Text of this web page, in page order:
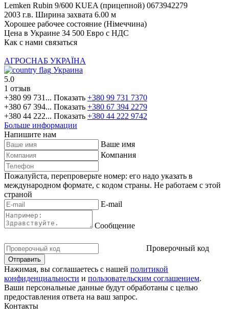
Lemken Rubin 9/600 KUEA (прицепной) 0673942279
2003 г.в. Ширина захвата 6.00 м
Хорошее рабочее состояние (Німеччина)
Цена в Украине 34 500 Евро с НДС
Как с нами связаться
АГРОСНАБ УКРАЇНА
Украина
5.0
1 отзыв
+380 99 731... Показать +380 99 731 7370
+380 67 394... Показать +380 67 394 2279
+380 44 222... Показать +380 44 222 9742
Больше информации
Напишите нам
Ваше имя
Компания
Пожалуйста, перепроверьте номер: его надо указать в
международном формате, с кодом страны. Не работаем с этой
страной
E-mail
Сообщение
Проверочный код
Нажимая, вы соглашаетесь с нашей политикой
конфиденциальности и пользовательским соглашением.
Ваши персональные данные будут обработаны с целью
предоставления ответа на ваш запрос.
Контакты